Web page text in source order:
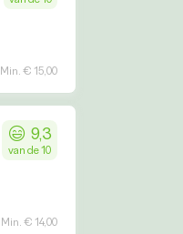
Min. € 15,00
9,3
van de 10
Min. € 14,00